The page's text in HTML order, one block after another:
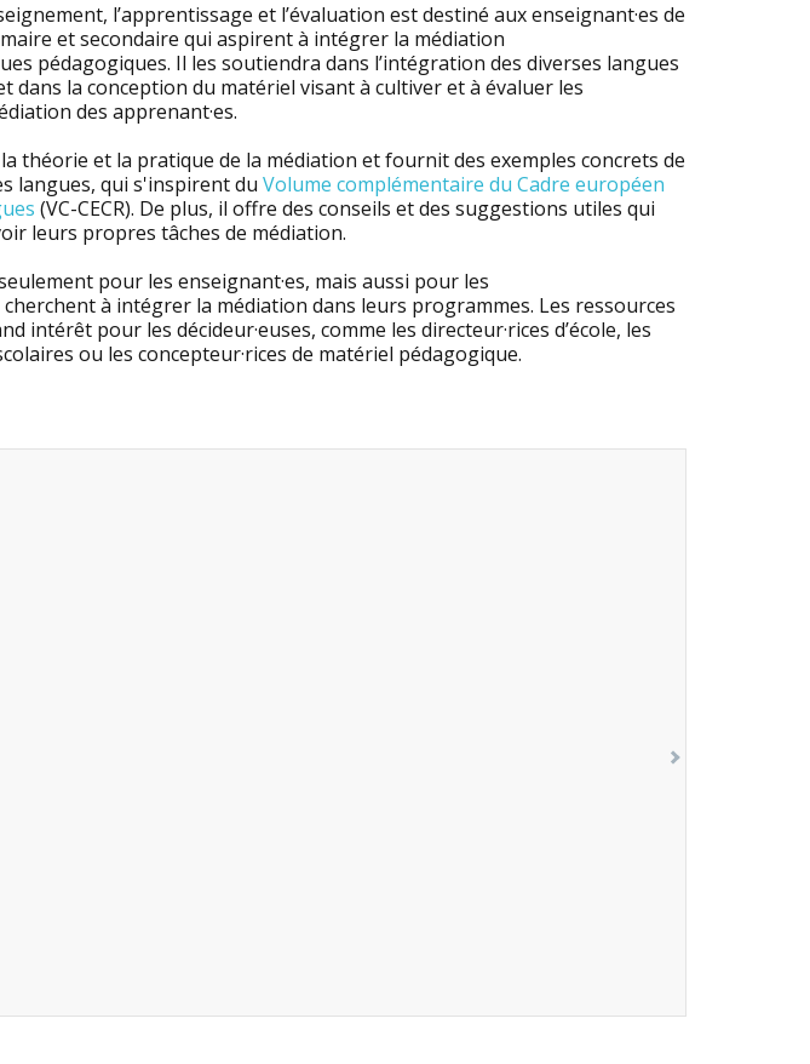
l’apprentissage et l’évaluation est destiné aux enseignant·es de
et secondaire qui aspirent à intégrer la médiation
pédagogiques. Il les soutiendra dans l’intégration des diverses langues
dans la conception du matériel visant à cultiver et à évaluer les
des apprenant·es.
théorie et la pratique de la médiation et fournit des exemples concrets de
langues, qui s'inspirent du Volume complémentaire du Cadre européen
(VC-CECR). De plus, il offre des conseils et des suggestions utiles qui
leurs propres tâches de médiation.
pour les enseignant·es, mais aussi pour les
à intégrer la médiation dans leurs programmes. Les ressources
intérêt pour les décideur·euses, comme les directeur·rices d’école, les
ou les concepteur·rices de matériel pédagogique.